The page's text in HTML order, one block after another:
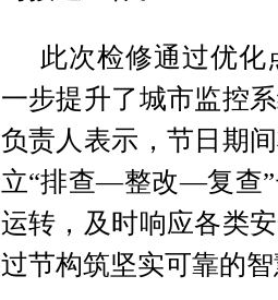
此次检修通过优
一步提升了城市监控
负责人表示，节日期
立“排查—整改—复查”
运转，及时响应各类
过节构筑坚实可靠的